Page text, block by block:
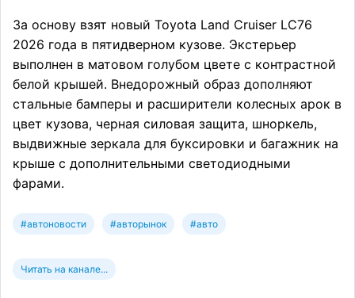
За основу взят новый Toyota Land Cruiser LC76
2026 года в пятидверном кузове. Экстерьер
выполнен в матовом голубом цвете с контрастной
белой крышей. Внедорожный образ дополняют
стальные бамперы и расширители колесных арок в
цвет кузова, черная силовая защита, шноркель,
выдвижные зеркала для буксировки и багажник на
крыше с дополнительными светодиодными
фарами.
#автоновости #авторынок #авто
Читать на канале...